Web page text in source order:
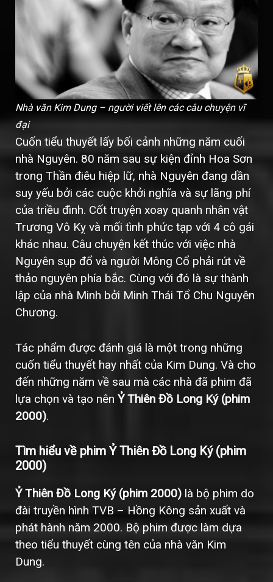
Nhà văn Kim Dung – người viết lên các câu chuyện vĩ
đại
Cuốn tiểu thuyết lấy bối cảnh những năm cuối
nhà Nguyên. 80 năm sau sự kiện đỉnh Hoa Sơn
trong Thần điêu hiệp lữ, nhà Nguyên đang dần
suy yếu bởi các cuộc khởi nghĩa và sự lãng phí
của triều đình. Cốt truyện xoay quanh nhân vật
Trương Vô Kỵ và mối tình phức tạp với 4 cô gái
khác nhau. Câu chuyện kết thúc với việc nhà
Nguyên sụp đổ và người Mông Cổ phải rút về
thảo nguyên phía bắc. Cùng với đó là sự thành
lập của nhà Minh bởi Minh Thái Tổ Chu Nguyên
Chương.
Tác phẩm được đánh giá là một trong những
cuốn tiểu thuyết hay nhất của Kim Dung. Và cho
đến những năm về sau mà các nhà đã phim đã
lựa chọn và tạo nên Ỷ Thiên Đồ Long Ký (phim
2000).
Tìm hiểu về phim Ỷ Thiên Đồ Long Ký (phim
2000)
Ỷ Thiên Đồ Long Ký (phim 2000) là bộ phim do
đài truyền hình TVB – Hồng Kông sản xuất và
phát hành năm 2000. Bộ phim được làm dựa
theo tiểu thuyết cùng tên của nhà văn Kim
Dung.